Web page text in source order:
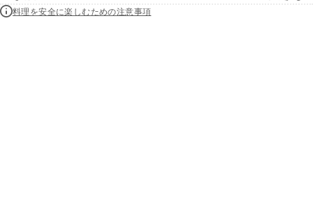
料理を安全に楽しむための注意事項